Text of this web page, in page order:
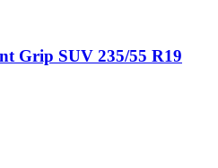
Grip SUV 235/55 R19